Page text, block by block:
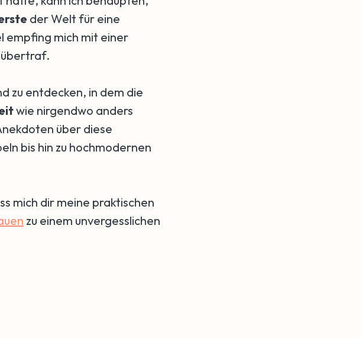
der Welt für eine
empfing mich mit einer
übertraf.
zu entdecken, in dem die
wie nirgendwo anders
über diese
bis hin zu hochmodernen
mich dir meine praktischen
zu einem unvergesslichen